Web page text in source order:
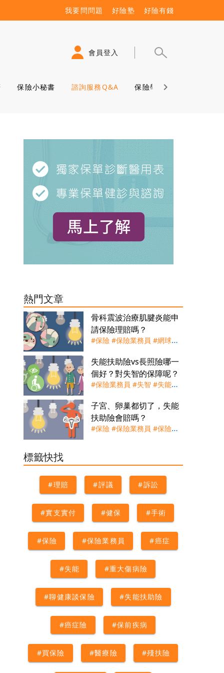
我要問問題 好險塾 好險有錢
會員登入
保險小秘書 諮詢服務Q&A 保險學堂
熱門文章
骨科震波治療肌腱炎能申
請保險理賠嗎？
#保險 #保險業務員 #網球肘
#足底筋膜炎#阿基里斯腱#
骨科震波儀#高爾夫球肘
失能扶助險vs長照險哪一
個好？對失智的保障呢？
#保險業務員 #失智 #失能扶
保險 #長照險
子宮、卵巢都切了，失能
扶助險會賠嗎？
#保險 #保險業務員 #保險理
巧克力囊腫#殘廢表#殘扶險
#癌症#諮詢服務
標籤快找
#理賠 #評議 #訴訟
#實支實付 #健保 #手術
#保險 #保險業務員 #癌症
#失能 #重大傷病險
#聊健康談保險 #失能扶助險
#癌症險 #保前疾病
#買保險 #醫療險 #殘扶險